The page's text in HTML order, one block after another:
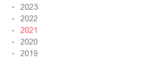
2023
2022
2021
2020
2019